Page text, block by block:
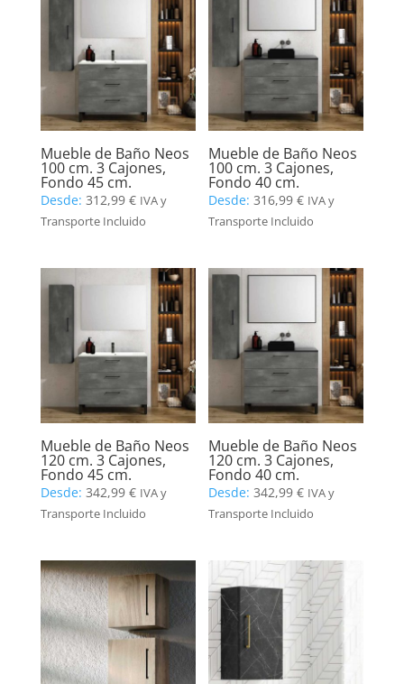
Mueble de Baño Neos
100 cm. 3 Cajones,
Fondo 45 cm.
Desde: 312,99 € IVA y
Transporte Incluido
Mueble de Baño Neos
100 cm. 3 Cajones,
Fondo 40 cm.
Desde:316,99€ IVA y
Transporte Incluido
Mueble de Baño Neos
120 cm. 3 Cajones,
Fondo 45 cm.
Desde: 342,99 € IVA y
Transporte Incluido
Mueble de Baño Neos
120 cm. 3 Cajones,
Fondo 40 cm.
Desde:342,99€ IVA y
Transporte Incluido